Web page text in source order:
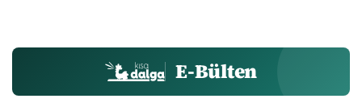
E-Bülten